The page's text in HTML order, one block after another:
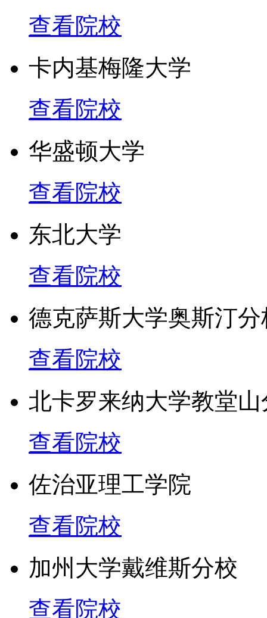
查看院校
卡内基梅隆大学
查看院校
华盛顿大学
查看院校
东北大学
查看院校
德克萨斯大学奥斯汀分
查看院校
北卡罗来纳大学教堂山
查看院校
佐治亚理工学院
查看院校
加州大学戴维斯分校
查看院校